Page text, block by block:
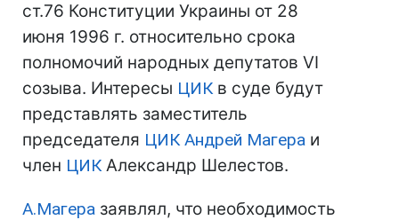
ст.76 Конституции Украины от 28
июня 1996 г. относительно срока
полномочий народных депутатов VI
созыва. Интересы ЦИКв суде будут
представлять заместитель
председателя ЦИК Андрей Магера и
член ЦИКАлександр Шелестов.
А.Магера заявлял, что необходимость